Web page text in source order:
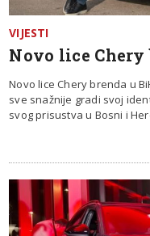
VIJESTI
Novo lice Chery
Novo lice Chery brenda u
sve snažnije gradi svoj
svog prisustva u Bosni i